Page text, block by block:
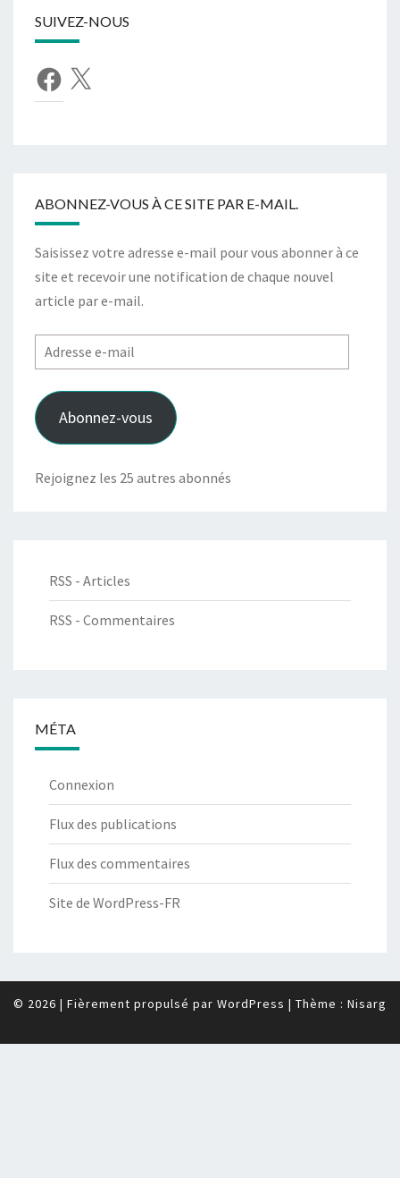
SUIVEZ-NOUS
Facebook
X
ABONNEZ-VOUS À CE SITE PAR E-MAIL.
Saisissez votre adresse e-mail pour vous abonner à ce
site et recevoir une notification de chaque nouvel
article par e-mail.
Adresse
e-
mail
Abonnez-vous
Rejoignez les 25 autres abonnés
RSS - Articles
RSS - Commentaires
MÉTA
Connexion
Flux des publications
Flux des commentaires
Site de WordPress-FR
© 2026 | Fièrement propulsé par WordPress | Thème : Nisarg